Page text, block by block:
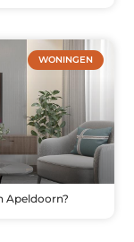
WONINGEN
Apeldoorn?